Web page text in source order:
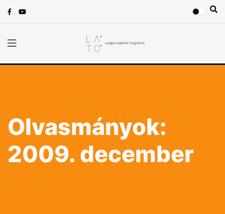
Olvasmányok:
2009. december